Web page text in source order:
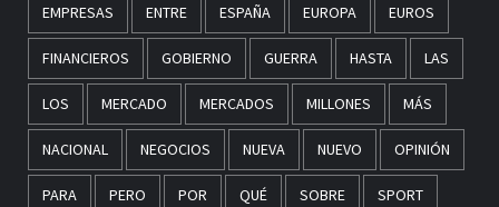
EMPRESAS ENTRE ESPAÑA EUROPA EUROS
FINANCIEROS GOBIERNO GUERRA HASTA LAS
LOS MERCADO MERCADOS MILLONES MÁS
NACIONAL NEGOCIOS NUEVA NUEVO OPINIÓN
PARA PERO POR QUÉ SOBRE SPORT